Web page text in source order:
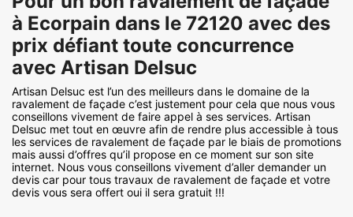
à Ecorpain dans le 72120 avec des
prix défiant toute concurrence
avec Artisan Delsuc
Artisan Delsuc est l’un des meilleurs dans le domaine de la
ravalement de façade c’est justement pour cela que nous vous
conseillons vivement de faire appel à ses services. Artisan
Delsuc met tout en œuvre afin de rendre plus accessible à tous
les services de ravalement de façade par le biais de promotions
mais aussi d’offres qu’il propose en ce moment sur son site
internet. Nous vous conseillons vivement d’aller demander un
devis car pour tous travaux de ravalement de façade et votre
devis vous sera offert oui il sera gratuit !!!